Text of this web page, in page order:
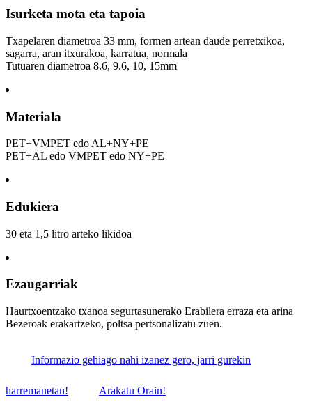
Isurketa mota eta tapoia
Txapelaren diametroa 33 mm, formen artean daude perretxikoa,
sagarra, aran itxurakoa, karratua, normala
Tutuaren diametroa 8.6, 9.6, 10, 15mm
Materiala
PET+VMPET edo AL+NY+PE
PET+AL edo VMPET edo NY+PE
Edukiera
30 eta 1,5 litro arteko likidoa
Ezaugarriak
Haurtxoentzako txanoa segurtasunerako Erabilera erraza eta arina
Bezeroak erakartzeko, poltsa pertsonalizatu zuen.
Informazio gehiago nahi izanez gero, jarri gurekin
harremanetan! Arakatu Orain!